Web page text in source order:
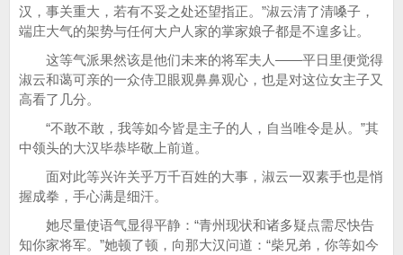
汉，事关重大，若有不妥之处还望指正。”淑云清了清嗓子，
端庄大气的架势与任何大户人家的掌家娘子都是不遑多让。
这等气派果然该是他们未来的将军夫人——平日里便觉得
淑云和蔼可亲的一众侍卫眼观鼻鼻观心，也是对这位女主子又
高看了几分。
“不敢不敢，我等如今皆是主子的人，自当唯令是从。”其
中领头的大汉毕恭毕敬上前道。
面对此等兴许关乎万千百姓的大事，淑云一双素手也是悄
握成拳，手心满是细汗。
她尽量使语气显得平静：“青州现状和诸多疑点需尽快告
知你家将军。”她顿了顿，向那大汉问道：“柴兄弟，你等如今